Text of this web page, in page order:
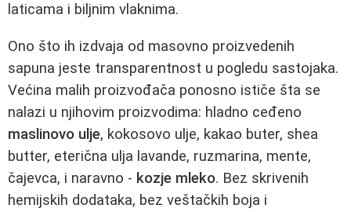
laticama i biljnim vlaknima.
Ono što ih izdvaja od masovno proizvedenih
sapuna jeste transparentnost u pogledu sastojaka.
Većina malih proizvođača ponosno ističe šta se
nalazi u njihovim proizvodima: hladno ceđeno
maslinovo ulje, kokosovo ulje, kakao buter, shea
butter, eterična ulja lavande, ruzmarina, mente,
čajevca, i naravno - kozje mleko. Bez skrivenih
hemijskih dodataka, bez veštačkih boja i